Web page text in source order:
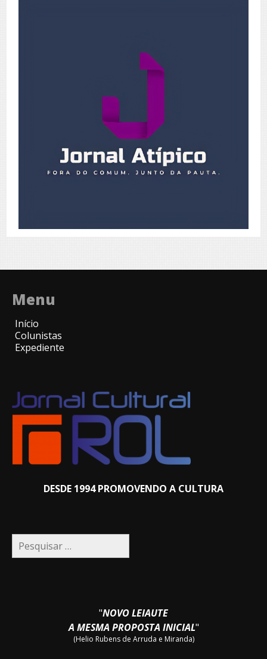
Menu
Início
Colunistas
Expediente
DESDE 1994 PROMOVENDO A CULTURA
Pesquisar
por:
"NOVO LEIAUTE
A MESMA PROPOSTA INICIAL"
(Helio Rubens de Arruda e Miranda)